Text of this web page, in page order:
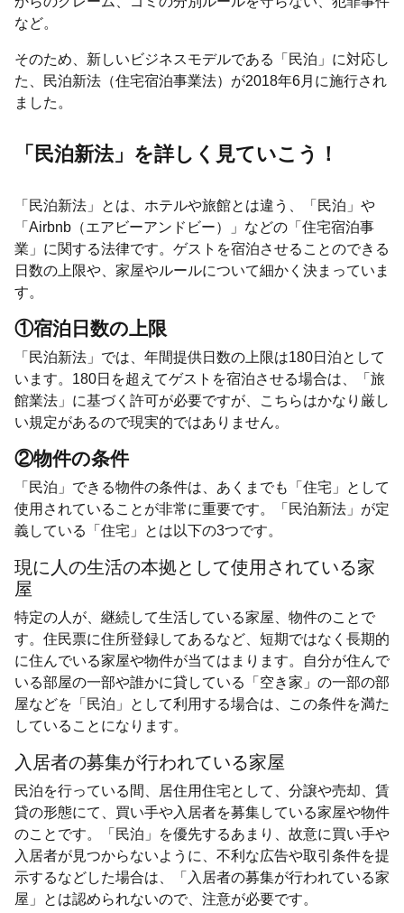
など。
そのため、新しいビジネスモデルである「民泊」に対応し
た、民泊新法（住宅宿泊事業法）が2018年6月に施行され
ました。
「民泊新法」を詳しく見ていこう！
「民泊新法」とは、ホテルや旅館とは違う、「民泊」や
「Airbnb（エアビーアンドビー）」などの「住宅宿泊事
業」に関する法律です。ゲストを宿泊させることのできる
日数の上限や、家屋やルールについて細かく決まっていま
す。
①宿泊日数の上限
「民泊新法」では、年間提供日数の上限は180日泊として
います。180日を超えてゲストを宿泊させる場合は、「旅
館業法」に基づく許可が必要ですが、こちらはかなり厳し
い規定があるので現実的ではありません。
②物件の条件
「民泊」できる物件の条件は、あくまでも「住宅」として
使用されていることが非常に重要です。「民泊新法」が定
義している「住宅」とは以下の3つです。
現に人の生活の本拠として使用されている家
屋
特定の人が、継続して生活している家屋、物件のことで
す。住民票に住所登録してあるなど、短期ではなく長期的
に住んでいる家屋や物件が当てはまります。自分が住んで
いる部屋の一部や誰かに貸している「空き家」の一部の部
屋などを「民泊」として利用する場合は、この条件を満た
していることになります。
入居者の募集が行われている家屋
民泊を行っている間、居住用住宅として、分譲や売却、賃
貸の形態にて、買い手や入居者を募集している家屋や物件
のことです。「民泊」を優先するあまり、故意に買い手や
入居者が見つからないように、不利な広告や取引条件を提
示するなどした場合は、「入居者の募集が行われている家
屋」とは認められないので、注意が必要です。